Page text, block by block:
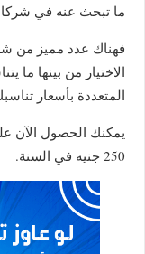
ما تبحث عنه في
فهناك عدد مميز من
الاختيار من بينها ما
المتعددة بأسعار
يمكنك الحصول
250 جنيه في السنة.